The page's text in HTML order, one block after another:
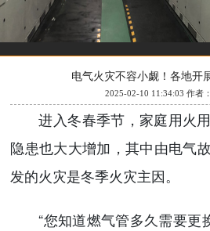
电气火灾不容小觑！各地开
2025-02-10 11:34:03 作者
进入冬春季节，家庭用火
隐患也大大增加，其中由电气
发的火灾是冬季火灾主因。
“您知道燃气管多久需要更